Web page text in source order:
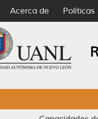
Acerca de Políticas